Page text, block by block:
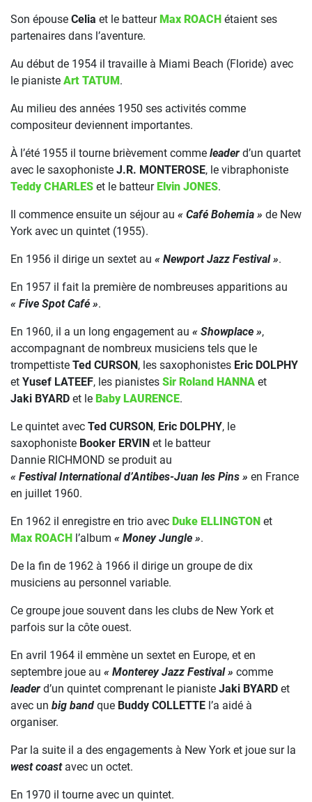
Son épouse Celia et le batteur Max ROACH étaient ses
partenaires dans l’aventure.
Au début de 1954 il travaille à Miami Beach (Floride) avec
le pianiste Art TATUM .
Au milieu des années 1950 ses activités comme
compositeur deviennent importantes.
À l’été 1955 il tourne brièvement comme leader d’un quartet
avec le saxophoniste J.R. MONTEROSE, le vibraphoniste
Teddy CHARLES et le batteur Elvin JONES.
Il commence ensuite un séjour au « Café Bohemia » de New
York avec un quintet (1955).
En 1956 il dirige un sextet au « Newport Jazz Festival ».
En 1957 il fait la première de nombreuses apparitions au
« Five Spot Café ».
En 1960, il a un long engagement au « Showplace »,
accompagnant de nombreux musiciens tels que le
trompettiste Ted CURSON , les saxophonistes Eric DOLPHY
et Yusef LATEEF, les pianistes Sir Roland HANNA et
Jaki BYARD et le Baby LAURENCE.
Le quintet avec Ted CURSON , Eric DOLPHY, le
saxophoniste Booker ERVIN et le batteur
Dannie RICHMOND se produit au
« Festival International d’Antibes-Juan les Pins » en France
en juillet 1960.
En 1962 il enregistre en trio avec Duke ELLINGTON et
Max ROACH l’album « Money Jungle ».
De la fin de 1962 à 1966 il dirige un groupe de dix
musiciens au personnel variable.
Ce groupe joue souvent dans les clubs de New York et
parfois sur la côte ouest.
En avril 1964 il emmène un sextet en Europe, et en
septembre joue au « Monterey Jazz Festival » comme
leader d’un quintet comprenant le pianiste Jaki BYARD et
avec un big band que Buddy COLLETTE l’a aidé à
organiser.
Par la suite il a des engagements à New York et joue sur la
west coastavec un octet.
En 1970 il tourne avec un quintet.